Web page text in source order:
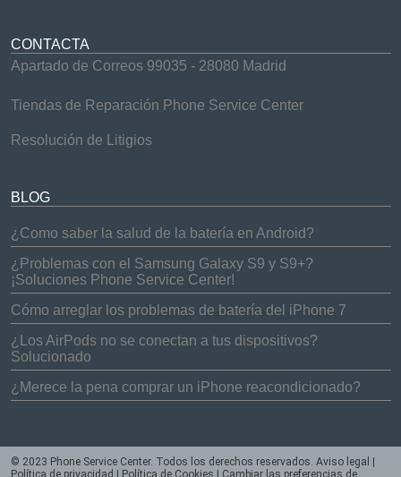
CONTACTA
Apartado de Correos 99035 - 28080 Madrid
Tiendas de Reparación Phone Service Center
Resolución de Litigios
BLOG
¿Como saber la salud de la batería en Android?
¿Problemas con el Samsung Galaxy S9 y S9+?
¡Soluciones Phone Service Center!
Cómo arreglar los problemas de batería del iPhone 7
¿Los AirPods no se conectan a tus dispositivos?
Solucionado
¿Merece la pena comprar un iPhone reacondicionado?
© 2023 Phone Service Center. Todos los derechos reservados. Aviso legal
Política de privacidad
Política de Cookies Cambiar las preferencias de